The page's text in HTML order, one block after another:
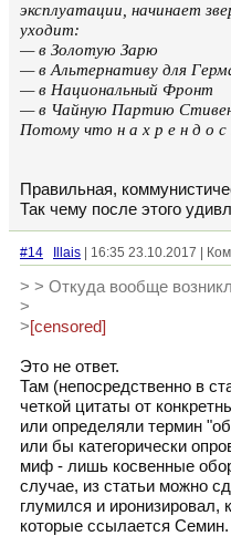
эксплуатации, начинает
уходит:
— в Золотую Зарю
— в Альтернативу для
— в Национальный Фронт
— в Чайную Партию
Потому что н а х р е н д о
Правильная,
Так чему после этого
#14 Illais | 16:35 23.10.2017 |
> > Откуда вообще
>
>[censored]
Это не ответ.
Там (непосредственно в
четкой цитаты от
или определяли термин
или бы категорически
миф - лишь косвенные
случае, из статьи можно
глумился и иронизировал,
которые ссылается Семин.